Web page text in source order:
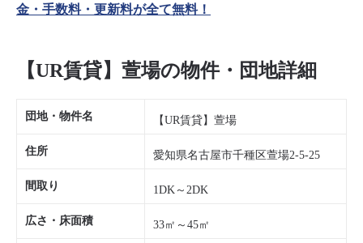
金・手数料・更新料が全て無料！
【UR賃貸】萱場の物件・団地詳細
団地・物件名 【UR賃貸】萱場
住所 愛知県名古屋市千種区萱場2-5-25
間取り 1DK～2DK
広さ・床面積 33㎡～45㎡